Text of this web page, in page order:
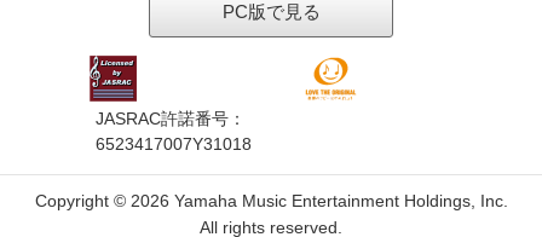
PC版で見る
JASRAC許諾番号：
6523417007Y31018
Copyright © 2026 Yamaha Music Entertainment Holdings, Inc.
All rights reserved.